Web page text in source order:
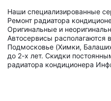
Наши специализированные
Ремонт радиатора
Оригинальные и
Автосервисы
Подмосковье (Химки,
до 2-х лет. Скидки
радиатора кондиционера